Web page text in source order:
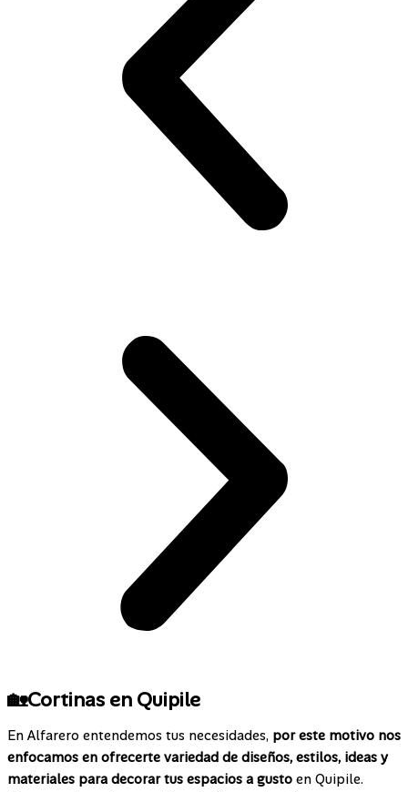
🏡Cortinas en Quipile
En Alfarero entendemos tus necesidades, por este motivo nos
enfocamos en ofrecerte variedad de diseños, estilos, ideas y
materiales para decorar tus espacios a gusto en Quipile.